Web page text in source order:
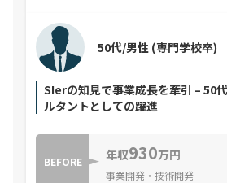
SIerの知見で事業成長を牽引 – 50
ルタントとしての躍進
50代/男性 (専門学校卒)
BEFORE 年収930万円
事業開発・技術開発